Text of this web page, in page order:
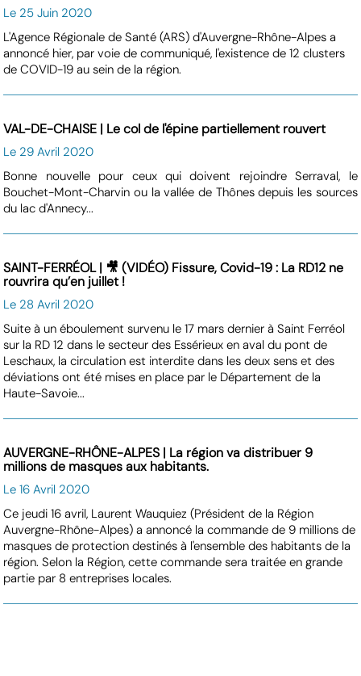
Le 25 Juin 2020
L'Agence Régionale de Santé (ARS) d'Auvergne-Rhône-Alpes a
annoncé hier, par voie de communiqué, l'existence de 12 clusters
de COVID-19 au sein de la région.
VAL-DE-CHAISE | Le col de l'épine partiellement rouvert
Le 29 Avril 2020
Bonne nouvelle pour ceux qui doivent rejoindre Serraval, le
Bouchet-Mont-Charvin ou la vallée de Thônes depuis les sources
du lac d'Annecy...
SAINT-FERRÉOL | 🎥 (VIDÉO) Fissure, Covid-19 : La RD12 ne
rouvrira qu’en juillet !
Le 28 Avril 2020
Suite à un éboulement survenu le 17 mars dernier à Saint Ferréol
sur la RD 12 dans le secteur des Essérieux en aval du pont de
Leschaux, la circulation est interdite dans les deux sens et des
déviations ont été mises en place par le Département de la
Haute-Savoie...
AUVERGNE-RHÔNE-ALPES | La région va distribuer 9
millions de masques aux habitants.
Le 16 Avril 2020
Ce jeudi 16 avril, Laurent Wauquiez (Président de la Région
Auvergne-Rhône-Alpes) a annoncé la commande de 9 millions de
masques de protection destinés à l'ensemble des habitants de la
région. Selon la Région, cette commande sera traitée en grande
partie par 8 entreprises locales.